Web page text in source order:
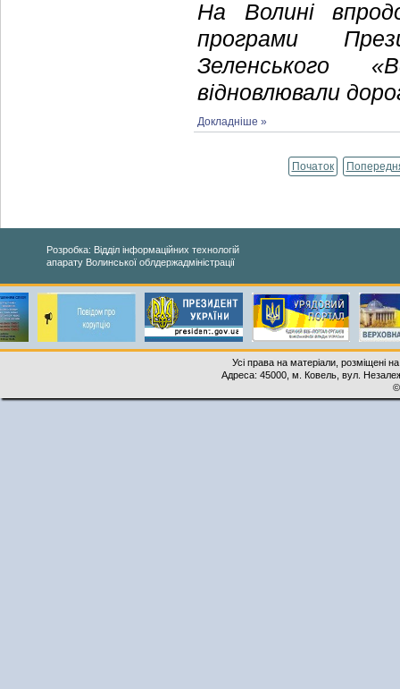
На Волині
програми
Зеленського
відновлювали
Докладніше »
Початок
Розробка: Відділ інформаційних технологій
апарату Волинської облдержадміністрації
Усі права на матеріали, розміщені
Адреса: 45000, м. Ковель, вул.